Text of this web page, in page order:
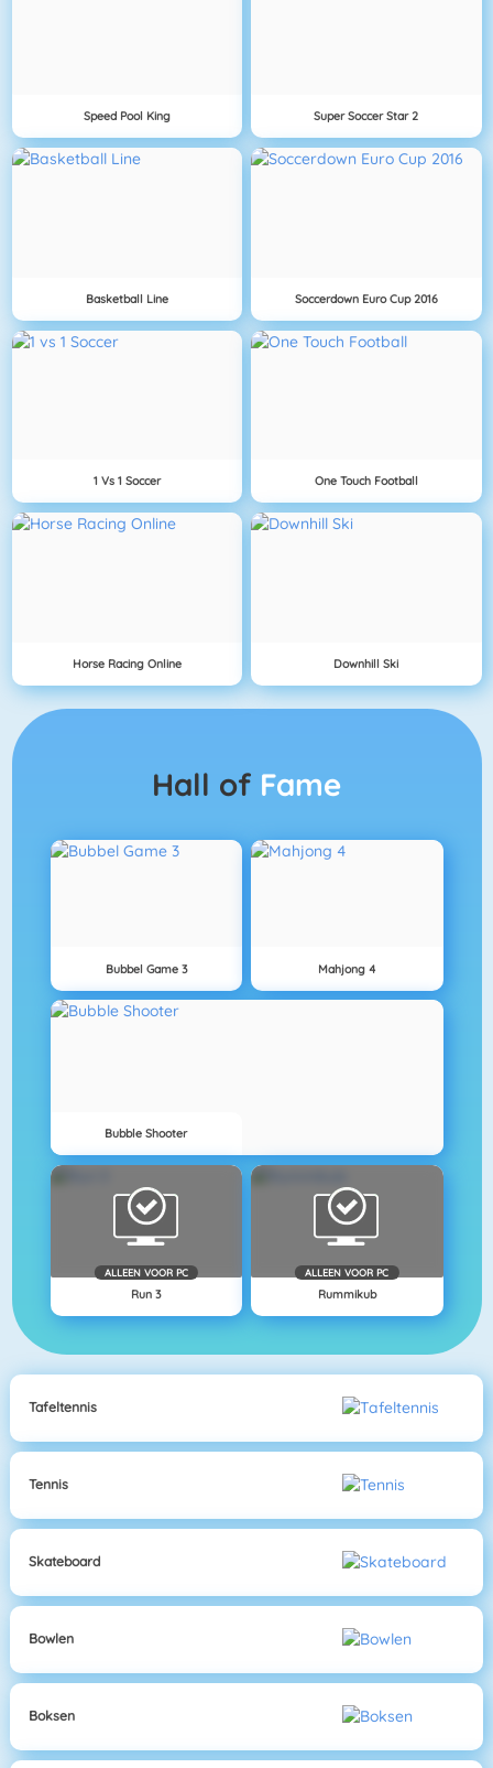
Speed Pool King Super Soccer Star 2
Basketball Line Soccerdown Euro Cup 2016
1 Vs 1 Soccer One Touch Football
Horse Racing Online Downhill Ski
Hall of Fame
Bubbel Game 3 Mahjong 4
Bubble Shooter
ALLEEN VOOR PC
Run 3
ALLEEN VOOR PC
Rummikub
Tafeltennis
Tennis
Skateboard
Bowlen
Boksen